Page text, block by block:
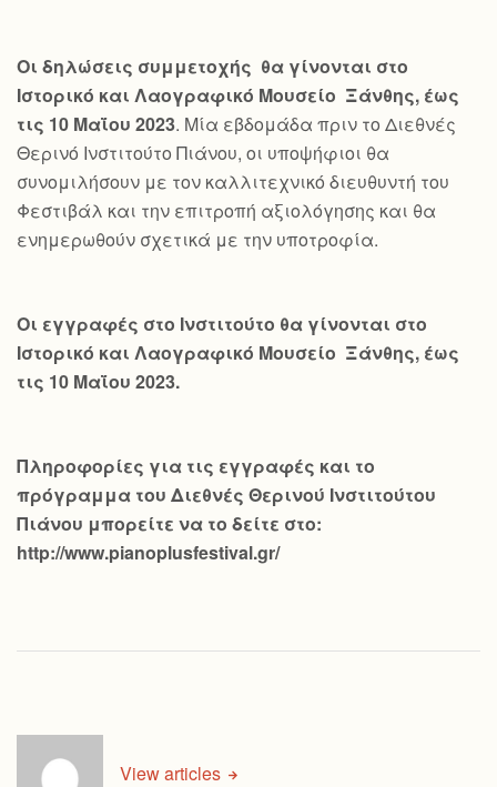
Οι δηλώσεις συμμετοχής θα γίνονται στο
Ιστορικό και Λαογραφικό Μουσείο Ξάνθης, έως
τις 10 Μαΐου 2023. Μία εβδομάδα πριν το Διεθνές
Θερινό Ινστιτούτο Πιάνου, οι υποψήφιοι θα
συνομιλήσουν με τον καλλιτεχνικό διευθυντή του
Φεστιβάλ και την επιτροπή αξιολόγησης και θα
ενημερωθούν σχετικά με την υποτροφία.
Οι εγγραφές στο Ινστιτούτο θα γίνονται στο
Ιστορικό και Λαογραφικό Μουσείο Ξάνθης, έως
τις 10 Μαΐου 2023.
Πληροφορίες για τις εγγραφές και το
πρόγραμμα του Διεθνές Θερινού Ινστιτούτου
Πιάνου μπορείτε να το δείτε στο:
http://www.pianoplusfestival.gr/
View articles